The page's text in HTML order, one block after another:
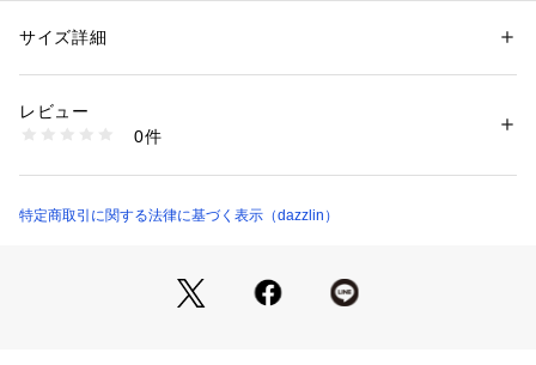
軽やかでデイリーに着やすい一枚です。
【スタイリング】
足元はサボやスニーカーでラフに仕上げて。
性別：レディース
素材：表地:ポリエステル87％ 綿13％ 裏地:ポリエステル100％
商品番号：
022620303401 （ショップ）
サイズ詳細
レビュー
0件
特定商取引に関する法律に基づく表示（dazzlin）